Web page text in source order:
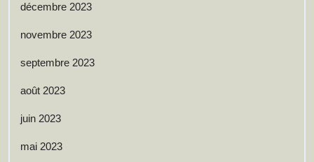
décembre 2023
novembre 2023
septembre 2023
août 2023
juin 2023
mai 2023